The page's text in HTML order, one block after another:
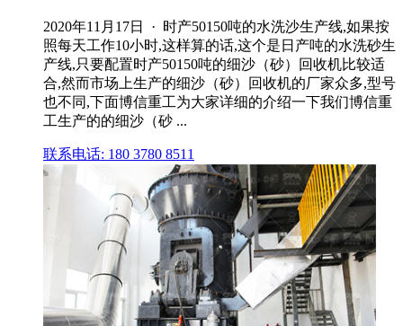
2020年11月17日 · 时产50150吨的水洗沙生产线,如果按
照每天工作10小时,这样算的话,这个是日产吨的水洗砂生
产线,只要配置时产50150吨的细沙（砂）回收机比较适
合,然而市场上生产的细沙（砂）回收机的厂家众多,型号
也不同,下面博信重工为大家详细的介绍一下我们博信重
工生产的的细沙（砂 ...
联系电话: 180 3780 8511